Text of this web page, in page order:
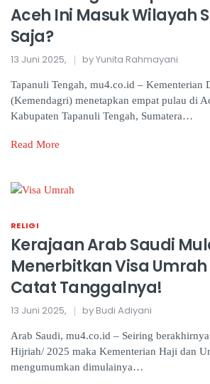
Aceh Ini Masuk Wilayah
Saja?
13 Juni 2025, by Yunita Rahmayani
Tapanuli Tengah, mu4.co.id – Kementerian
(Kemendagri) menetapkan empat pulau di
Kabupaten Tapanuli Tengah, Sumatera…
Read More
RELIGI
Kerajaan Arab Saudi
Menerbitkan Visa Umrah
Catat Tanggalnya!
13 Juni 2025, by Budi Adiyani
Arab Saudi, mu4.co.id – Seiring
Hijriah/ 2025 maka Kementerian Haji dan
mengumumkan dimulainya…